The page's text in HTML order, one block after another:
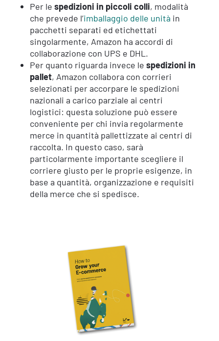
Per le spedizioni in piccoli colli, modalità
che prevede l’imballaggio delle unità in
pacchetti separati ed etichettati
singolarmente, Amazon ha accordi di
collaborazione con UPS e DHL.
Per quanto riguarda invece le spedizioni in
pallet, Amazon collabora con corrieri
selezionati per accorpare le spedizioni
nazionali a carico parziale ai centri
logistici: questa soluzione può essere
conveniente per chi invia regolarmente
merce in quantità pallettizzate ai centri di
raccolta. In questo caso, sarà
particolarmente importante scegliere il
corriere giusto per le proprie esigenze, in
base a quantità, organizzazione e requisiti
della merce che si spedisce.